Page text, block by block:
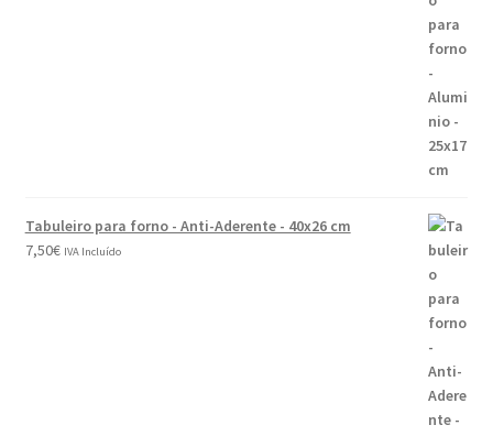
Tabuleiro para forno - Anti-Aderente - 40x26 cm
7,50€ IVA Incluído